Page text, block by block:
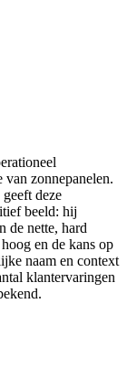
zonnepanelen.
deze
beeld: hij
de nette, hard
en de kans op
naam en context
klantervaringen